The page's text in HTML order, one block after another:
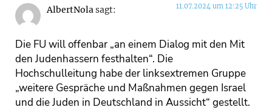
AlbertNolasagt: 11.07.2024 um 12:25 Uhr
Die FU will offenbar „an einem Dialog mit den Mit
den Judenhassern festhalten“. Die
Hochschulleitung habe der linksextremen Gruppe
„weitere Gespräche und Maßnahmen gegen Israel
und die Juden in Deutschland in Aussicht“ gestellt.